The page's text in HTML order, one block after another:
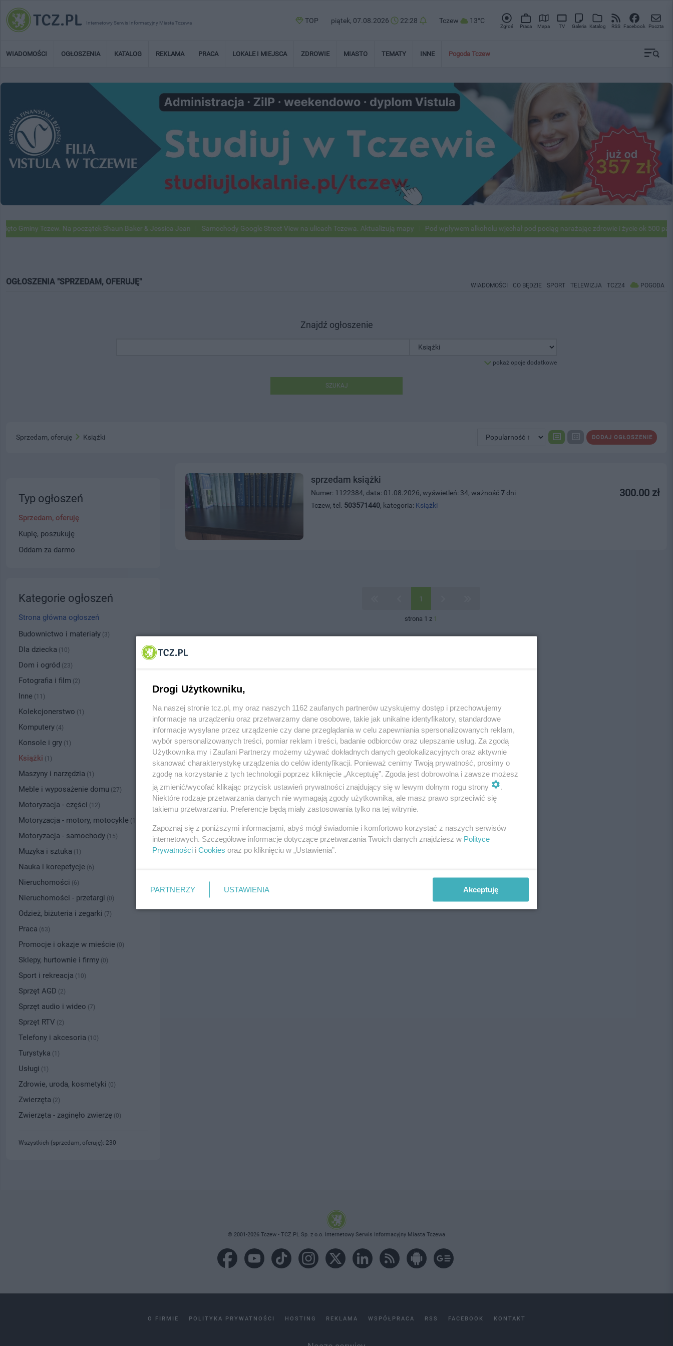
Internetowy Serwis Informacyjny Miasta Tczewa TOP piątek, 07.08.2026 22:28 Tczew 13°C
Zgłoś Praca Mapa TV Galeria Katalog RSS Facebook Poczta
WIADOMOŚCI OGŁOSZENIA KATALOG REKLAMA PRACA LOKALE I MIEJSCA ZDROWIE MIASTO TEMATY INNE Pogoda Tczew
Tczew. Na początek Shaun Baker & Jessica Jean Samochody Google Street View na ulicach Tczewa. Aktualizują mapy Pod wpływem alkoholu wjechał pod pociąg narażając zdrowie i życie ok 500
OGŁOSZENIA "SPRZEDAM, OFERUJĘ" WIADOMOŚCI CO BĘDZIE SPORT TELEWIZJA TCZ24 POGODA
Znajdź ogłoszenie
pokaż opcje dodatkowe
SZUKAJ
DODAJ OGŁOSZENIE
Sprzedam, oferuję Książki
sprzedam książki
300.00 zł
Numer: 1122384, data: 01.08.2026, wyświetleń: 34, ważność7 dni
Tczew, tel. 503571440, kategoria: Książki
1
strona 1 z 1
Typ ogłoszeń
Sprzedam, oferuję
Kupię, poszukuję
Oddam za darmo
Kategorie ogłoszeń
Strona główna ogłoszeń
Budownictwo i materiały (3)
Dla dziecka (10)
Dom i ogród (23)
Fotografia i film (2)
Inne (11)
Kolekcjonerstwo (1)
Komputery (4)
Konsole i gry (1)
Książki (1)
Maszyny i narzędzia (1)
Meble i wyposażenie domu (27)
Motoryzacja - części (12)
Motoryzacja - motory, motocykle (1)
Motoryzacja - samochody (15)
Muzyka i sztuka (1)
Nauka i korepetycje (6)
Nieruchomości (6)
Nieruchomości - przetargi (0)
Odzież, biżuteria i zegarki (7)
Praca (63)
Promocje i okazje w mieście (0)
Sklepy, hurtownie i firmy (0)
Sport i rekreacja (10)
Sprzęt AGD (2)
Sprzęt audio i wideo (7)
Sprzęt RTV (2)
Telefony i akcesoria (10)
Turystyka (1)
Usługi (1)
Zdrowie, uroda, kosmetyki (0)
Zwierzęta (2)
Zwierzęta - zaginęło zwierzę (0)
Wszystkich (sprzedam, oferuję): 230
© 2001-2026 Tczew - TCZ.PL Sp. z o.o. Internetowy Serwis Informacyjny Miasta Tczewa
O FIRMIE POLITYKA PRYWATNOŚCI HOSTING REKLAMA WSPÓŁPRACA RSS FACEBOOK KONTAKT
Drogi Użytkowniku,
Na naszej stronie tcz.pl, my oraz naszych 1162 zaufanych partnerów uzyskujemy dostęp i przechowujemy
informacje na urządzeniu oraz przetwarzamy dane osobowe, takie jak unikalne identyfikatory, standardowe
informacje wysyłane przez urządzenie czy dane przeglądania w celu zapewniania spersonalizowanych reklam,
wybór spersonalizowanych treści, pomiar reklam i treści, badanie odbiorców oraz ulepszanie usług. Za zgodą
Użytkownika my i Zaufani Partnerzy możemy używać dokładnych danych geolokalizacyjnych oraz aktywnie
skanować charakterystykę urządzenia do celów identyfikacji. Ponieważ cenimy Twoją prywatność, prosimy o
zgodę na korzystanie z tych technologii poprzez kliknięcie „Akceptuję”. Zgoda jest dobrowolna i zawsze możesz
ją zmienić/wycofać klikając przycisk ustawień prywatności znajdujący się w lewym dolnym rogu strony
Niektóre rodzaje przetwarzania danych nie wymagają zgody użytkownika, ale masz prawo sprzeciwić się
takiemu przetwarzaniu. Preferencje będą miały zastosowania tylko na tej witrynie.
Zapoznaj się z poniższymi informacjami, abyś mógł świadomie i komfortowo korzystać z naszych serwisów
internetowych. Szczegółowe informacje dotyczące przetwarzania Twoich danych znajdziesz w Polityce
Prywatności i Cookies oraz po kliknięciu w „Ustawienia”.
PARTNERZY USTAWIENIA Akceptuję